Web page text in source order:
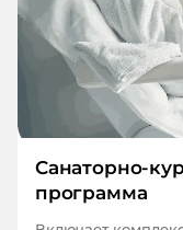
Санаторно-
программа